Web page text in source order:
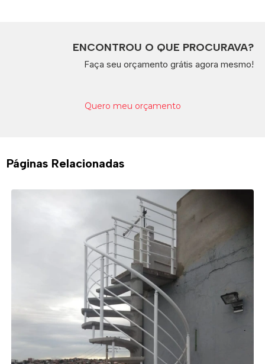
ENCONTROU O QUE PROCURAVA?
Faça seu orçamento grátis agora mesmo!
Quero meu orçamento
Páginas Relacionadas